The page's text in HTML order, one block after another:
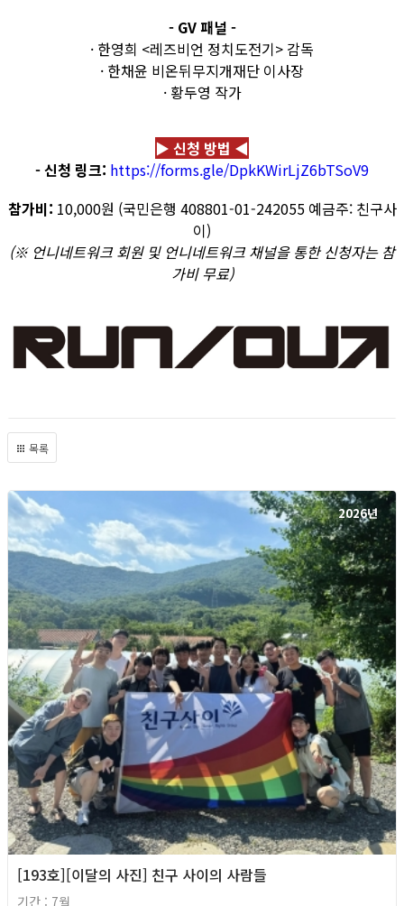
- GV 패널 -
· 한영희 <레즈비언 정치도전기> 감독
· 한채윤 비온뒤무지개재단 이사장
· 황두영 작가
▶ 신청 방법 ◀
- 신청 링크: https://forms.gle/DpkKWirLjZ6bTSoV9
참가비: 10,000원 (국민은행 408801-01-242055 예금주: 친구사
이)
(※ 언니네트워크 회원 및 언니네트워크 채널을 통한 신청자는 참
가비 무료)
목록
2026년
[193호][이달의 사진] 친구 사이의 사람들
기간 : 7월